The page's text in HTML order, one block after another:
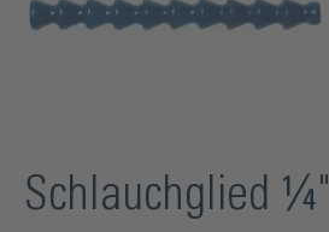
Schlauchglied ¼"